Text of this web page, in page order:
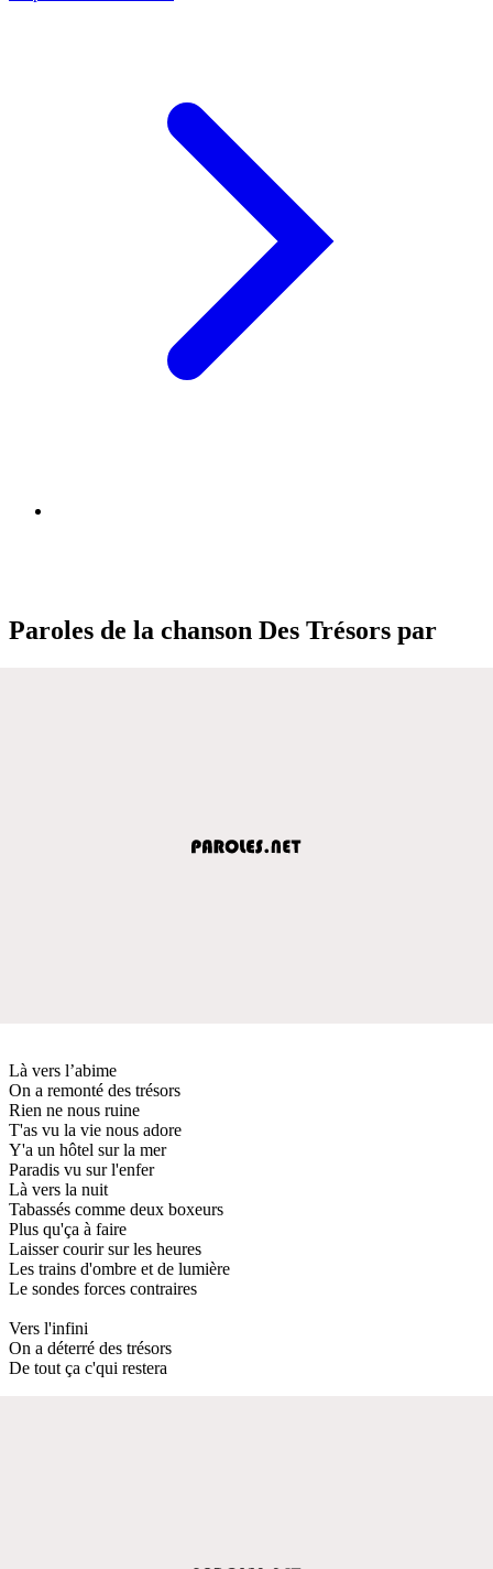
Paroles de la chanson Des Trésors par
Là vers l’abime
On a remonté des trésors
Rien ne nous ruine
T'as vu la vie nous adore
Y'a un hôtel sur la mer
Paradis vu sur l'enfer
Là vers la nuit
Tabassés comme deux boxeurs
Plus qu'ça à faire
Laisser courir sur les heures
Les trains d'ombre et de lumière
Le sondes forces contraires
Vers l'infini
On a déterré des trésors
De tout ça c'qui restera